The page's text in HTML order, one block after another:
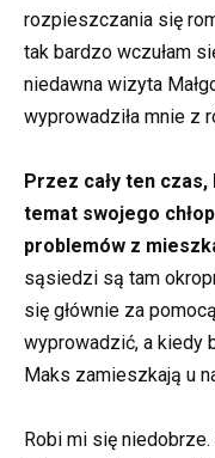
rozpieszczania się
tak bardzo wczułam
niedawna wizyta
wyprowadziła mnie z
Przez cały ten czas,
temat swojego
problemów z
sąsiedzi są tam
się głównie za
wyprowadzić, a kiedy
Maks zamieszkają u
Robi mi się